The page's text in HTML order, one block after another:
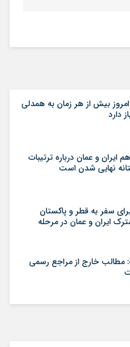
بیش از هر زمان به همدلی
دارد
ایران و عمان درباره ترتیبات
نهایی شدن است
سفر به قطر و پاکستان
ایران و عمان در مرحله
مطالب خارج از مراجع رسمی